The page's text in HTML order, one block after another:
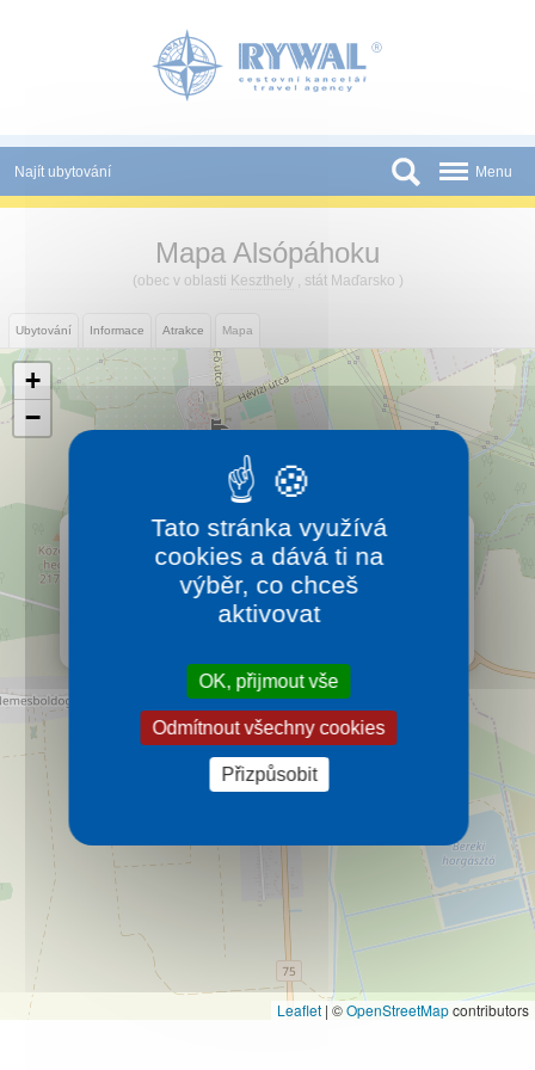
Najít ubytování
Státy
Podmínky
Partneři
Tištěné katalogy
Menu
Mapa Alsópáhoku
(obec v oblasti Keszthely, stát Maďarsko )
Ubytování Informace Atrakce Mapa
Alsópáhok
Lázeňská obec Alsopáhok patří mezi nejmalebnější
obce v Maďarsku. První písemná zmínka pochází z
roku 1259, kde je původní název obce Paah.
+
−
Leaflet | ©OpenStreetMapcontributors
Tato stránka využívá
cookies a dává ti na
výběr, co chceš
aktivovat
OK, přijmout vše
Odmítnout všechny cookies
Přizpůsobit